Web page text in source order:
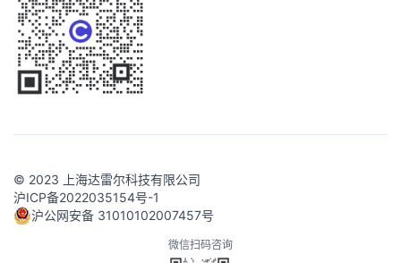
© 2023 上海达雷尔科技有限公司
沪ICP备2022035154号-1
沪公网安备 31010102007457号
微信扫码咨询